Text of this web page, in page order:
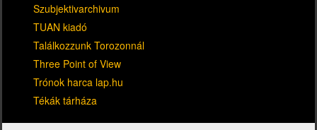
Szubjektivarchivum
TUAN kiadó
Találkozzunk Torozonnál
Three Point of View
Trónok harca lap.hu
Tékák tárháza